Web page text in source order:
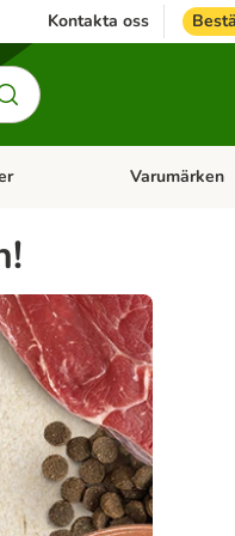
Kontakta oss
Häst Open category
Varumärken